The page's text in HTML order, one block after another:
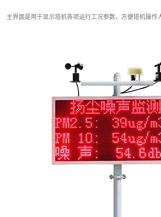
主界面是用于显示塔机各项运行工况参数，方便塔机操